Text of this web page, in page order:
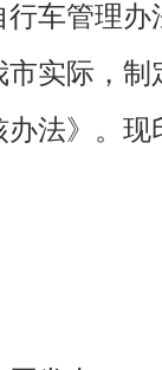
车管理办
市实际，
办法》。